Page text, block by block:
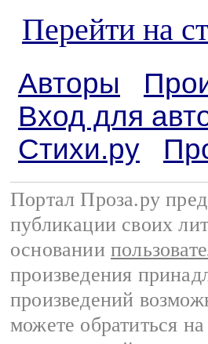
Перейти на
Авторы
Вход для
Стихи.ру
Портал Проза.ру
публикации своих
основании
произведения
произведений
можете обратиться